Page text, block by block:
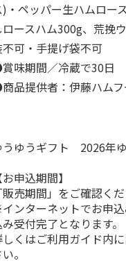
)・ペッパー生ハムロー
ロースハム300g、荒
不可・手提げ袋不可
味期間／冷蔵で30日
品提供者：伊藤ハム
うゆうギフト 2026年
お申込期間】
販売期間」をご確認くだ
ンターネットでお申
受付完了となります。
しくはご利用ガイド内
。